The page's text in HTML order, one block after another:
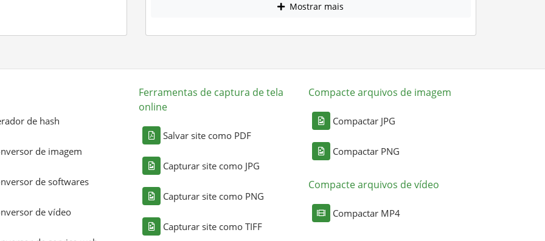
Mostrar mais
de hash
de imagem
de softwares
de vídeo
Ferramentas de captura de tela
online
Salvar site como PDF
Capturar site como JPG
Capturar site como PNG
Capturar site como TIFF
Compacte arquivos de imagem
Compactar JPG
Compactar PNG
Compacte arquivos de vídeo
Compactar MP4